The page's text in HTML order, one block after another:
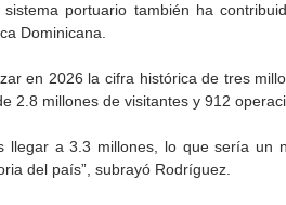
portuario también ha
Dominicana.
en 2026 la cifra histórica de tres
2.8 millones de visitantes y 912
llegar a 3.3 millones, lo que sería un
del país”, subrayó Rodríguez.